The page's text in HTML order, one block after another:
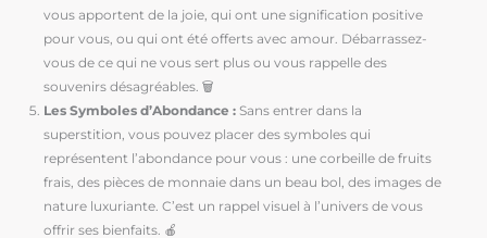
vous apportent de la joie, qui ont une signification positive
pour vous, ou qui ont été offerts avec amour. Débarrassez-
vous de ce qui ne vous sert plus ou vous rappelle des
souvenirs désagréables. 🗑️
Les Symboles d’Abondance : Sans entrer dans la
superstition, vous pouvez placer des symboles qui
représentent l’abondance pour vous : une corbeille de fruits
frais, des pièces de monnaie dans un beau bol, des images de
nature luxuriante. C’est un rappel visuel à l’univers de vous
offrir ses bienfaits. 🍎